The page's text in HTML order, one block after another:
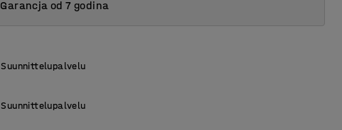
Garancja od 7 godina
Suunnittelupalvelu
Suunnittelupalvelu